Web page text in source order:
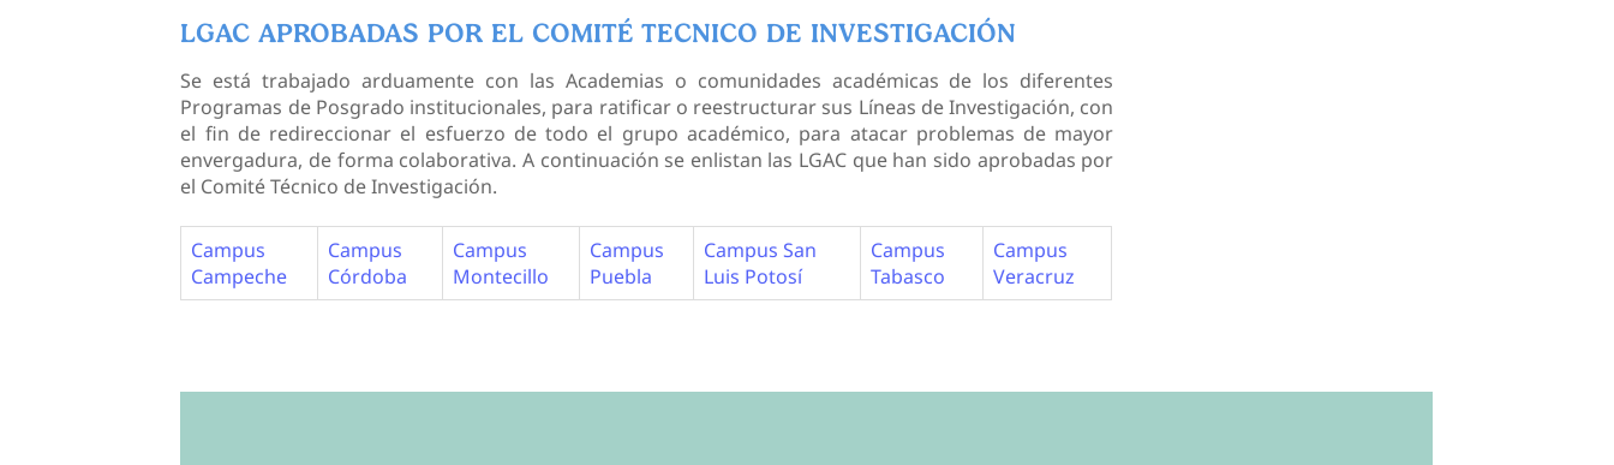
LGAC APROBADAS POR EL COMITÉ TECNICO DE INVESTIGACIÓN
Se está trabajado arduamente con las Academias o comunidades académicas de los diferentes
Programas de Posgrado institucionales, para ratificar o reestructurar sus Líneas de Investigación, con
el fin de redireccionar el esfuerzo de todo el grupo académico, para atacar problemas de mayor
envergadura, de forma colaborativa. A continuación se enlistan las LGAC que han sido aprobadas por
el Comité Técnico de Investigación.
Campus
Campeche
Campus
Córdoba
Campus
Montecillo
Campus
Puebla
Campus San
Luis Potosí
Campus
Tabasco
Campus
Veracruz